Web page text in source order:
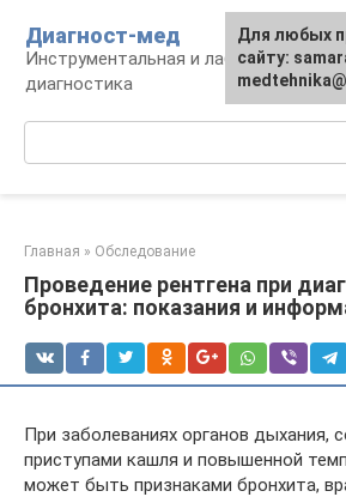
контенту
Диагност-мед
Инструментальная и лабораторная
диагностика
Главная » Обследование
Проведение рентгена при
бронхита: показания и
При заболеваниях органов дыхания,
приступами кашля и повышенной
может быть признаками бронхита,
Для любых
сайту: